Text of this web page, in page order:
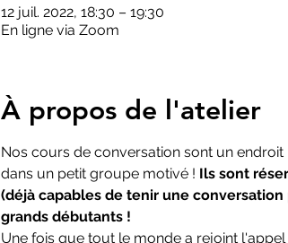
12 juil. 2022, 18:30 – 19:30
En ligne via Zoom
À propos de l'atelier
Nos cours de conversation sont un
dans un petit groupe motivé ! Ils sont
(déjà capables de tenir une
grands débutants !
Une fois que tout le monde a rejoint